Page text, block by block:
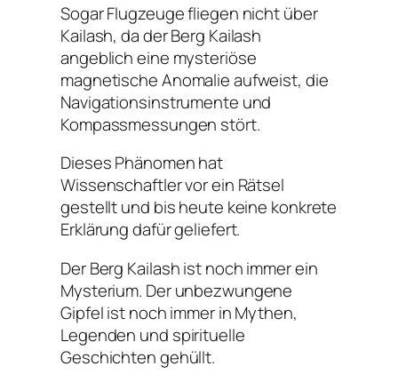
Sogar Flugzeuge fliegen nicht über
Kailash, da der Berg Kailash
angeblich eine mysteriöse
magnetische Anomalie aufweist, die
Navigationsinstrumente und
Kompassmessungen stört.
Dieses Phänomen hat
Wissenschaftler vor ein Rätsel
gestellt und bis heute keine konkrete
Erklärung dafür geliefert.
Der Berg Kailash ist noch immer ein
Mysterium. Der unbezwungene
Gipfel ist noch immer in Mythen,
Legenden und spirituelle
Geschichten gehüllt.